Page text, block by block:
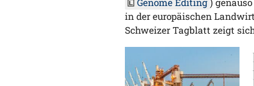
Genome Editing )
in der europäischen
Schweizer Tagblatt zeigt